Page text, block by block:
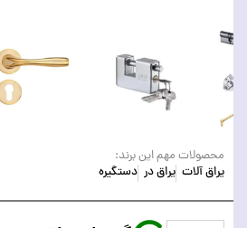
محصولات مهم این برند:
یراق آلات یراق در دستگیره